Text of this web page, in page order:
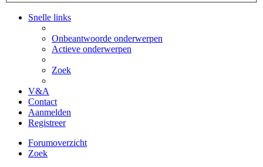
Snelle links
Onbeantwoorde onderwerpen
Actieve onderwerpen
Zoek
V&A
Contact
Aanmelden
Registreer
Forumoverzicht
Zoek